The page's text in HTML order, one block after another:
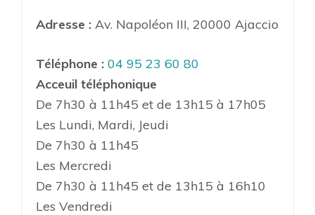
Adresse : Av. Napoléon III, 20000 Ajaccio
Téléphone : 04 95 23 60 80
Acceuil téléphonique
De 7h30 à 11h45 et de 13h15 à 17h05
Les Lundi, Mardi, Jeudi
De 7h30 à 11h45
Les Mercredi
De 7h30 à 11h45 et de 13h15 à 16h10
Les Vendredi